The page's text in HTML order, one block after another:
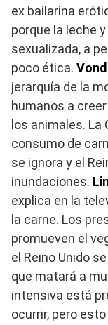
ex bailarina
porque la leche
sexualizada, a
poco ética.
jerarquía de la
humanos a
los animales. La
consumo de
se ignora y el
inundaciones.
explica en la
la carne. Los
promueven el
el Reino Unido
que matará a
intensiva está
ocurrir, pero